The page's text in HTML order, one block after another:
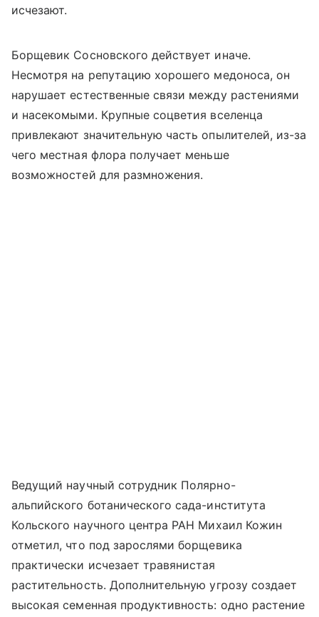
исчезают.
Борщевик Сосновского действует иначе.
Несмотря на репутацию хорошего медоноса, он
нарушает естественные связи между растениями
и насекомыми. Крупные соцветия вселенца
привлекают значительную часть опылителей, из-за
чего местная флора получает меньше
возможностей для размножения.
Ведущий научный сотрудник Полярно-
альпийского ботанического сада-института
Кольского научного центра РАН Михаил Кожин
отметил, что под зарослями борщевика
практически исчезает травянистая
растительность. Дополнительную угрозу создает
высокая семенная продуктивность: одно растение